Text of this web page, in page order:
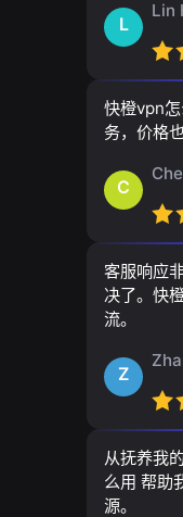
L
Lin
快橙vpn
务，价格
C
客服响应
决了。快
流。
Z
从抚养我
么用 帮助
源。